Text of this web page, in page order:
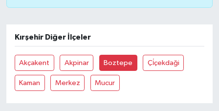
Kırşehir Diğer İlçeler
Akçakent Akpinar Boztepe Çi̇çekdaği
Kaman Merkez Mucur